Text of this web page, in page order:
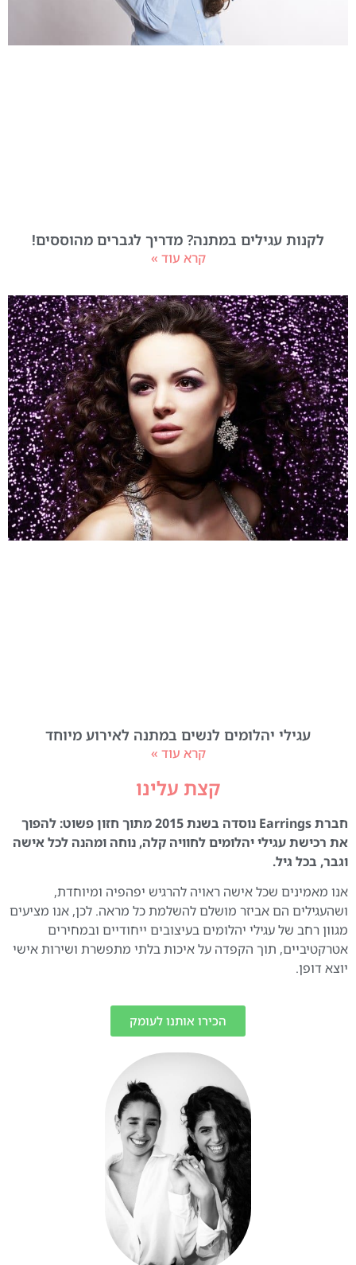
לקנות עגילים במתנה? מדריך לגברים מהוססים!
קרא עוד »
עגילי יהלומים לנשים במתנה לאירוע מיוחד
קרא עוד »
קצת עלינו
חברת Earrings נוסדה בשנת 2015 מתוך חזון פשוט: להפוך
את רכישת עגילי יהלומים לחוויה קלה, נוחה ומהנה לכל אישה
וגבר, בכל גיל.
אנו מאמינים שכל אישה ראויה להרגיש יפהפיה ומיוחדת,
ושהעגילים הם אביזר מושלם להשלמת כל מראה. לכן, אנו מציעים
מגוון רחב של עגילי יהלומים בעיצובים ייחודיים ובמחירים
אטרקטיביים, תוך הקפדה על איכות בלתי מתפשרת ושירות אישי
יוצא דופן.
הכירו אותנו לעומק